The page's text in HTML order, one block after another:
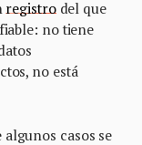
registrodel que
no tiene
no está
casos se